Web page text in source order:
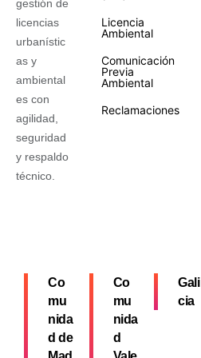
gestión de
licencias
urbanístic
as y
ambiental
es con
agilidad,
seguridad
y respaldo
técnico.
Licencia
Ambiental
Comunicación
Previa
Ambiental
Reclamaciones
Co
mu
nida
d de
Co
mu
nida
d
Gali
cia